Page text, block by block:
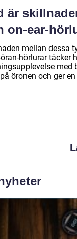
är
on-ear-
mellan dessa
hörlurar täcker
med
öronen och ger